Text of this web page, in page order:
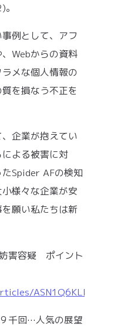
例として、アフ
Webからの資料
メな個人情報の
を損なう不正を
企業が抱えてい
よる被害に対
Spider AFの検知
様々な企業が安
願い私たちは新
害容疑 ポイント
千回…人気の展望